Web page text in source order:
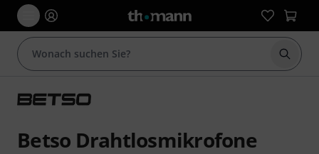
Suche
Betso Drahtlosmikrofone